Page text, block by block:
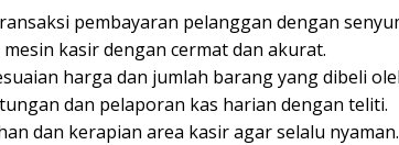
pembayaran pelanggan dengan
kasir dengan cermat dan akurat.
harga dan jumlah barang yang dibeli
dan pelaporan kas harian dengan teliti.
dan kerapian area kasir agar selalu nyaman.